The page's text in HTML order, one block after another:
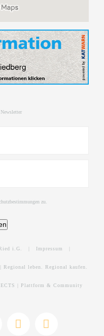
zu.
Ried i.G. | Impressum
Regional leben. Regional kaufen.
| Plattform & Community
InstagramYouTube